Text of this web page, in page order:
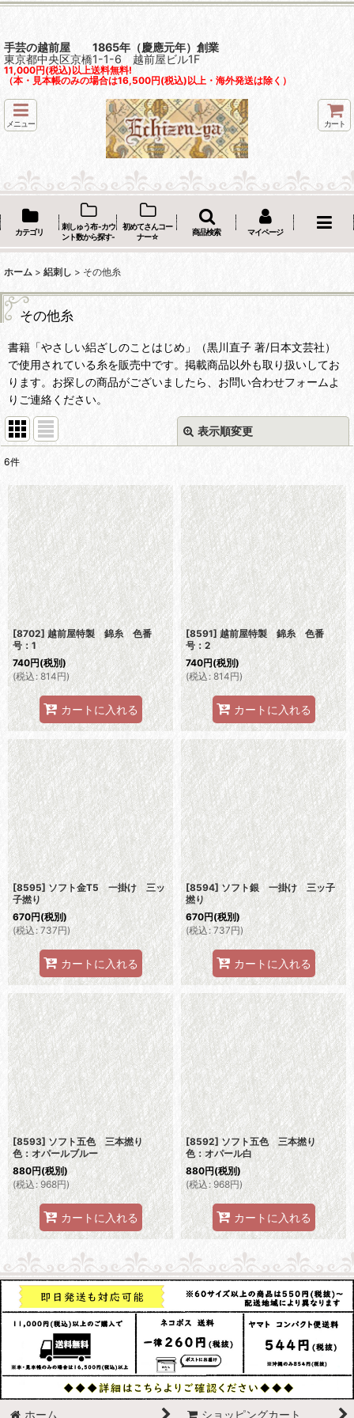
手芸の越前屋 1865年（慶應元年）創業
東京都中央区京橋1-1-6 越前屋ビル1F
11,000円(税込)以上送料無料!
（本・見本帳のみの場合は16,500円(税込)以上・海外発送は除く）
メニュー カート
カテゴリ
刺しゅう布 -カウ
ント数から探す-
初めてさんコー
ナー☆
商品検索 マイページ
ホーム > 絽刺し > その他糸
その他糸
書籍「やさしい絽ざしのことはじめ」（黒川直子 著/日本文芸社）
で使用されている糸を販売中です。掲載商品以外も取り扱いしてお
ります。お探しの商品がございましたら、お問い合わせフォームよ
りご連絡ください。
表示順変更
並び順 :
絞り込む
6件
[8702] 越前屋特製 錦糸 色番
号：1
740円(税別)
(税込: 814円)
カートに入れる
[8591] 越前屋特製 錦糸 色番
号：2
740円(税別)
(税込: 814円)
カートに入れる
[8595] ソフト金T5 一掛け 三ッ
子撚り
670円(税別)
(税込: 737円)
カートに入れる
[8594] ソフト銀 一掛け 三ッ子
撚り
670円(税別)
(税込: 737円)
カートに入れる
[8593] ソフト五色 三本撚り
色：オパールブルー
880円(税別)
(税込: 968円)
カートに入れる
[8592] ソフト五色 三本撚り
色：オパール白
880円(税別)
(税込: 968円)
カートに入れる
ホーム ショッピングカート